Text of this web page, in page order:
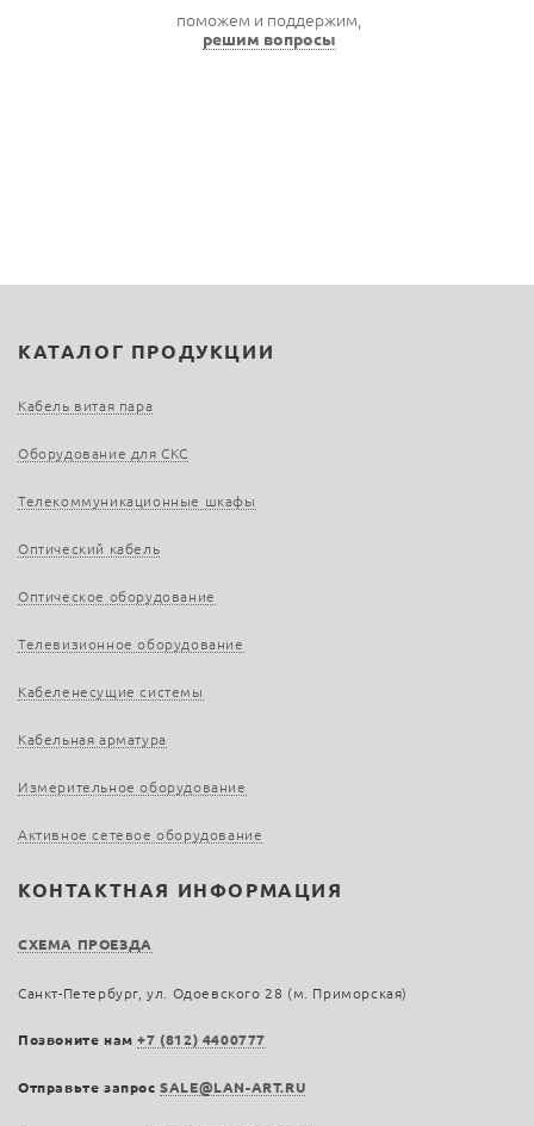
поможем и поддержим,
решим вопросы
КАТАЛОГ ПРОДУКЦИИ
Кабель витая пара
Оборудование для СКС
Телекоммуникационные шкафы
Оптический кабель
Оптическое оборудование
Телевизионное оборудование
Кабеленесущие системы
Кабельная арматура
Измерительное оборудование
Активное сетевое оборудование
КОНТАКТНАЯ ИНФОРМАЦИЯ
СХЕМА ПРОЕЗДА
Санкт-Петербург, ул. Одоевского 28 (м. Приморская)
Позвоните нам+7 (812) 4400777
Отправьте запросSALE@LAN-ART.RU